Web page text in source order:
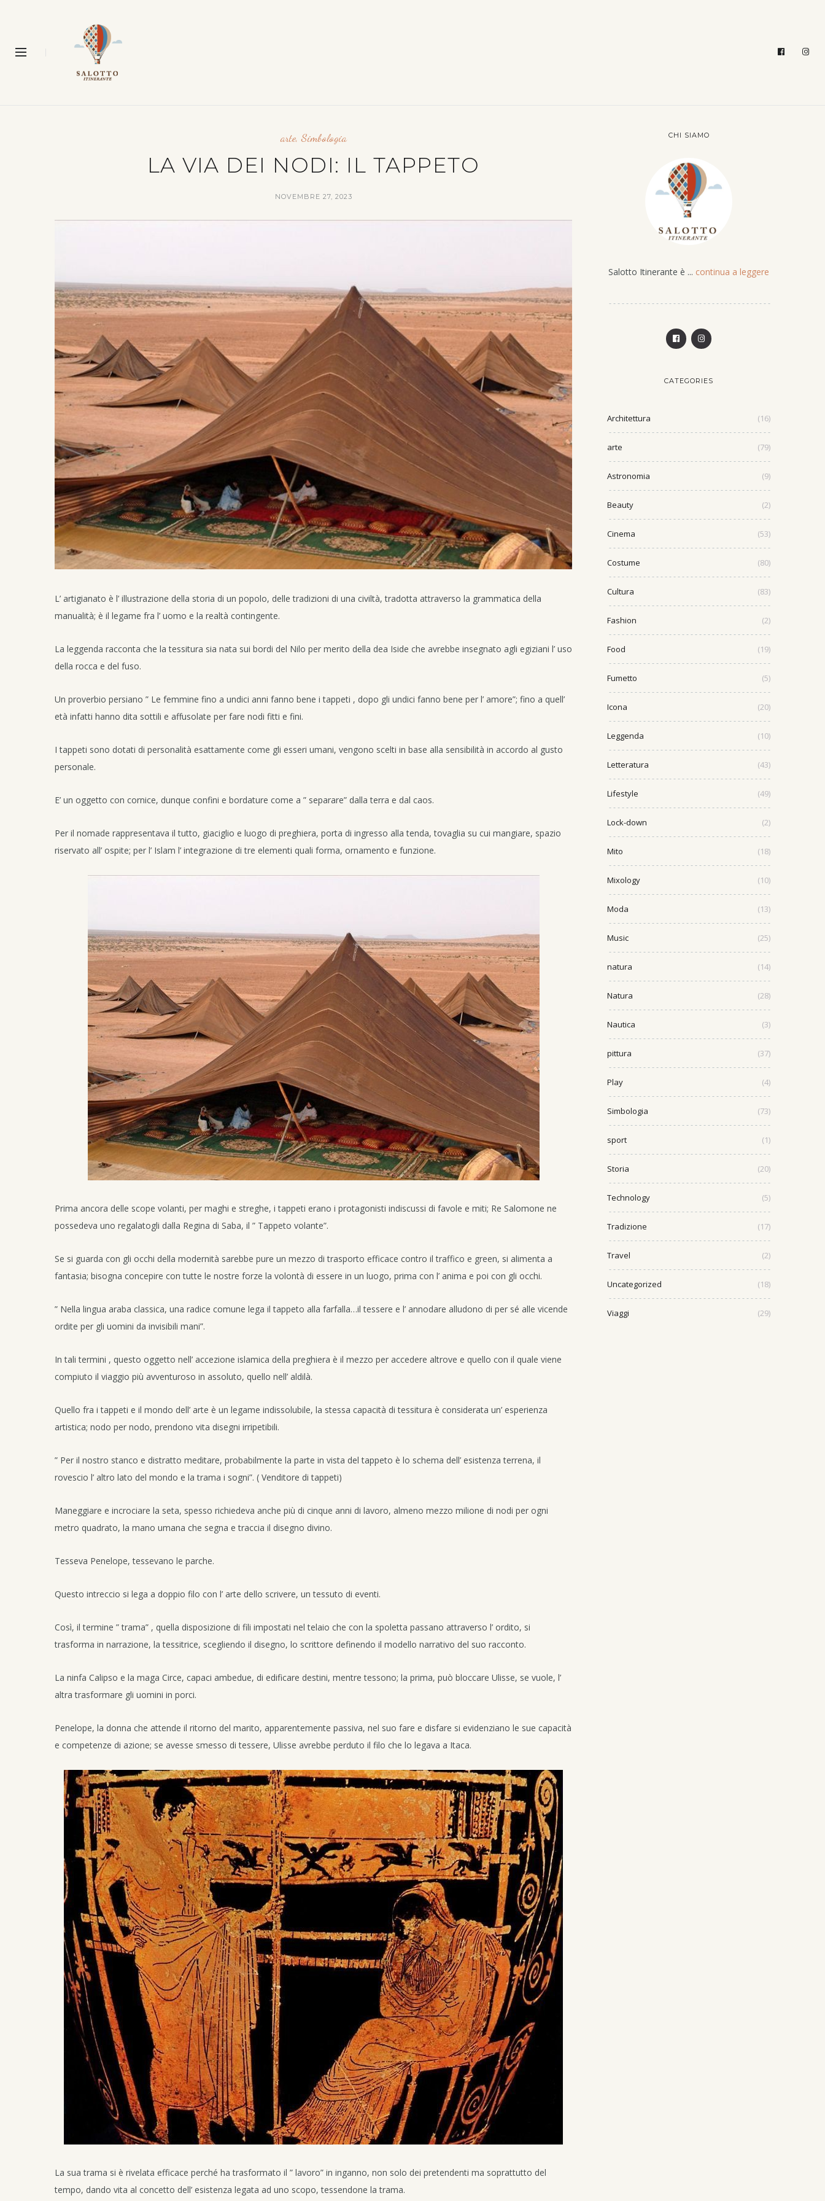
arte,Simbologia
LA VIA DEI NODI: IL TAPPETO
NOVEMBRE 27, 2023
L’ artigianato è l’ illustrazione della storia di un popolo, delle tradizioni di una civiltà, tradotta attraverso la grammatica della
manualità; è il legame fra l’ uomo e la realtà contingente.
La leggenda racconta che la tessitura sia nata sui bordi del Nilo per merito della dea Iside che avrebbe insegnato agli egiziani l’ uso
della rocca e del fuso.
Un proverbio persiano ” Le femmine fino a undici anni fanno bene i tappeti , dopo gli undici fanno bene per l’ amore”; fino a quell’
età infatti hanno dita sottili e affusolate per fare nodi fitti e fini.
I tappeti sono dotati di personalità esattamente come gli esseri umani, vengono scelti in base alla sensibilità in accordo al gusto
personale.
E’ un oggetto con cornice, dunque confini e bordature come a ” separare” dalla terra e dal caos.
Per il nomade rappresentava il tutto, giaciglio e luogo di preghiera, porta di ingresso alla tenda, tovaglia su cui mangiare, spazio
riservato all’ ospite; per l’ Islam l’ integrazione di tre elementi quali forma, ornamento e funzione.
Prima ancora delle scope volanti, per maghi e streghe, i tappeti erano i protagonisti indiscussi di favole e miti; Re Salomone ne
possedeva uno regalatogli dalla Regina di Saba, il ” Tappeto volante”.
Se si guarda con gli occhi della modernità sarebbe pure un mezzo di trasporto efficace contro il traffico e green, si alimenta a
fantasia; bisogna concepire con tutte le nostre forze la volontà di essere in un luogo, prima con l’ anima e poi con gli occhi.
” Nella lingua araba classica, una radice comune lega il tappeto alla farfalla…il tessere e l’ annodare alludono di per sé alle vicende
ordite per gli uomini da invisibili mani”.
In tali termini , questo oggetto nell’ accezione islamica della preghiera è il mezzo per accedere altrove e quello con il quale viene
compiuto il viaggio più avventuroso in assoluto, quello nell’ aldilà.
Quello fra i tappeti e il mondo dell’ arte è un legame indissolubile, la stessa capacità di tessitura è considerata un’ esperienza
artistica; nodo per nodo, prendono vita disegni irripetibili.
” Per il nostro stanco e distratto meditare, probabilmente la parte in vista del tappeto è lo schema dell’ esistenza terrena, il
rovescio l’ altro lato del mondo e la trama i sogni”. ( Venditore di tappeti)
Maneggiare e incrociare la seta, spesso richiedeva anche più di cinque anni di lavoro, almeno mezzo milione di nodi per ogni
metro quadrato, la mano umana che segna e traccia il disegno divino.
Tesseva Penelope, tessevano le parche.
Questo intreccio si lega a doppio filo con l’ arte dello scrivere, un tessuto di eventi.
Così, il termine ” trama” , quella disposizione di fili impostati nel telaio che con la spoletta passano attraverso l’ ordito, si
trasforma in narrazione, la tessitrice, scegliendo il disegno, lo scrittore definendo il modello narrativo del suo racconto.
La ninfa Calipso e la maga Circe, capaci ambedue, di edificare destini, mentre tessono; la prima, può bloccare Ulisse, se vuole, l’
altra trasformare gli uomini in porci.
Penelope, la donna che attende il ritorno del marito, apparentemente passiva, nel suo fare e disfare si evidenziano le sue capacità
e competenze di azione; se avesse smesso di tessere, Ulisse avrebbe perduto il filo che lo legava a Itaca.
La sua trama si è rivelata efficace perché ha trasformato il ” lavoro” in inganno, non solo dei pretendenti ma soprattutto del
tempo, dando vita al concetto dell’ esistenza legata ad uno scopo, tessendone la trama.
CHI SIAMO
Salotto Itinerante è ... continua a leggere
CATEGORIES
Architettura (16)
arte (79)
Astronomia (9)
Beauty (2)
Cinema (53)
Costume (80)
Cultura (83)
Fashion (2)
Food (19)
Fumetto (5)
Icona (20)
Leggenda (10)
Letteratura (43)
Lifestyle (49)
Lock-down (2)
Mito (18)
Mixology (10)
Moda (13)
Music (25)
natura (14)
Natura (28)
Nautica (3)
pittura (37)
Play (4)
Simbologia (73)
sport (1)
Storia (20)
Technology (5)
Tradizione (17)
Travel (2)
Uncategorized (18)
Viaggi (29)